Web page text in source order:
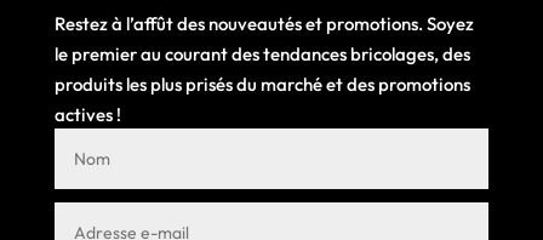
Restez à l’affût des nouveautés et promotions. Soyez
le premier au courant des tendances bricolages, des
produits les plus prisés du marché et des promotions
actives !